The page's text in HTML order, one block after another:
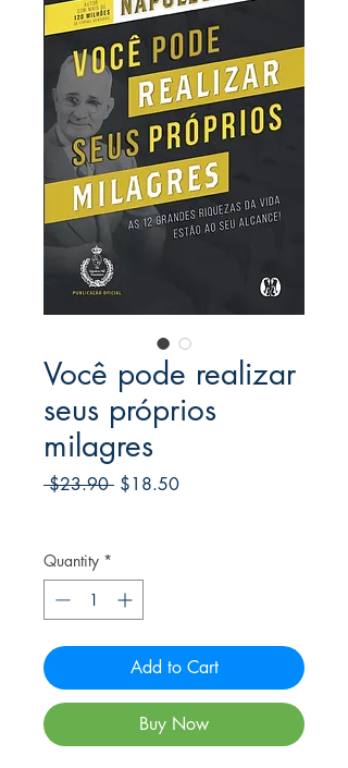
Você pode realizar
seus próprios
milagres
$23.90 Regular
$18.50Sale
Quantity *
Add to Cart
Buy Now